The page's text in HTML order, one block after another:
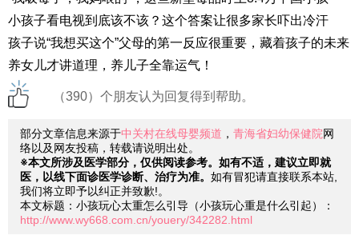
小孩子看电视到底该不该？这个答案让很多家长吓出冷汗
孩子说“我想买这个”父母的第一反应很重要，藏着孩子的未来
养女儿才讲道理，养儿子全靠运气！
（390）个朋友认为回复得到帮助。
部分文章信息来源于中关村在线母婴频道 ， 青海省妇幼保健院网
络以及网友投稿，转载请说明出处。
※本文所涉及医学部分，仅供阅读参考。如有不适，建议立即就
医，以线下面诊医学诊断、治疗为准。 如有冒犯请直接联系本站,
我们将立即予以纠正并致歉!。
本文标题：小孩玩心太重怎么引导（小孩玩心重是什么引起）：
http://www.wy668.com.cn/youery/342282.html